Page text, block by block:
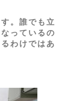
。誰でも立
っているの
わけではあ